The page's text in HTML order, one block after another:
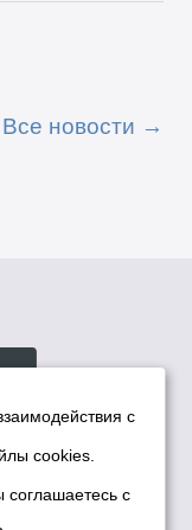
Все новости
мэрии
с
cookies.
соглашаетесь с